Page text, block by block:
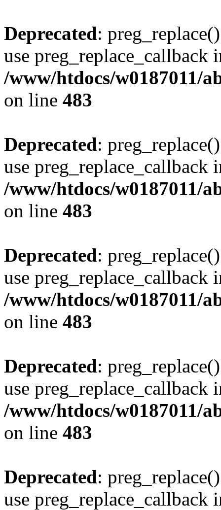
Deprecated:
use preg_replace_callback
/www/htdocs/w0187011/
on line 483
Deprecated:
use preg_replace_callback
/www/htdocs/w0187011/
on line 483
Deprecated:
use preg_replace_callback
/www/htdocs/w0187011/
on line 483
Deprecated:
use preg_replace_callback
/www/htdocs/w0187011/
on line 483
Deprecated:
use preg_replace_callback